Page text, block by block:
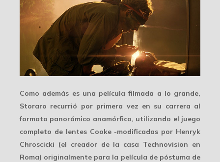
Como además es una película filmada a lo grande,
Storaro recurrió por primera vez en su carrera al
formato panorámico anamórfico, utilizando el juego
completo de lentes Cooke -modificadas por Henryk
Chroscicki (el creador de la casa Technovision en
Roma) originalmente para la película de póstuma de